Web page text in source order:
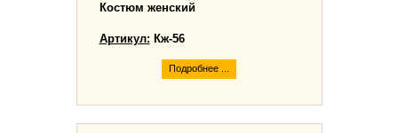
Костюм женский
Артикул: Кж-56
Подробнее ...